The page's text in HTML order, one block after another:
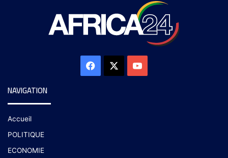
NAVIGATION
Accueil
POLITIQUE
ECONOMIE